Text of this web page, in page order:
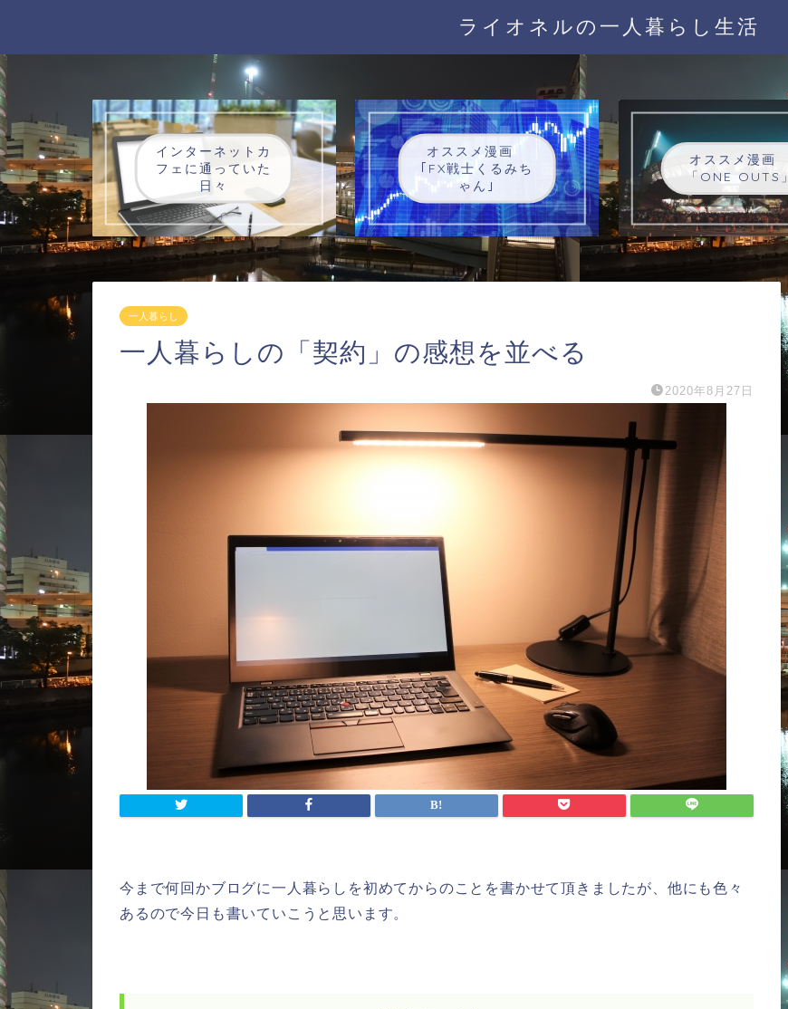
ライオネルの一人暮らし生活
インターネットカ
フェに通っていた
日々
オススメ漫画
｢FX戦士くるみち
ゃん｣
オススメ漫画
「ONE OUTS」
一人暮らし
一人暮らしの「契約」の感想を並べる
2020年8月27日
今まで何回かブログに一人暮らしを初めてからのことを書かせて頂きましたが、他にも色々
あるので今日も書いていこうと思います。